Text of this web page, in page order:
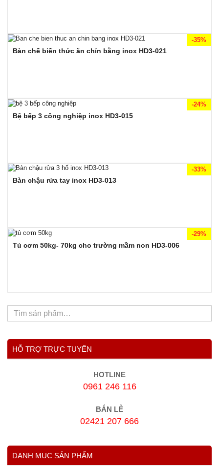
-35%
Bàn chế biến thức ăn chín bằng inox HD3-021
-24%
Bệ bếp 3 công nghiệp inox HD3-015
-33%
Bàn chậu rửa tay inox HD3-013
-29%
Tủ cơm 50kg- 70kg cho trường mầm non HD3-006
HỖ TRỢ TRỰC TUYẾN
HOTLINE
0961 246 116
BÁN LẺ
02421 207 666
DANH MỤC SẢN PHẨM